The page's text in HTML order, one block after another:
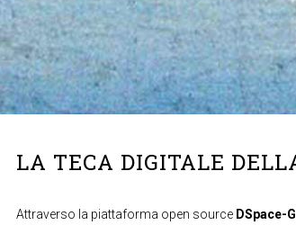
LA TECA DIGITALE
Attraverso la piattaforma open source DSpace-